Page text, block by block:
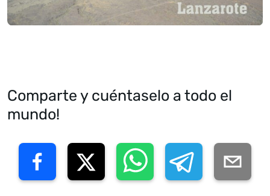
Comparte y cuéntaselo a todo el
mundo!